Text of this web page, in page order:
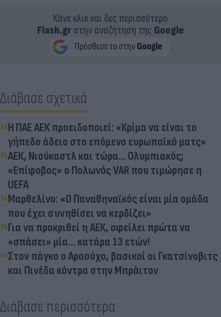
Κάνε κλικ και δες περισσότερο
Flash.grστην αναζήτηση της Google
Διάβασε σχετικά
Η ΠΑΕ ΑΕΚ προειδοποιεί: «Κρίμα να είναι το
γήπεδο άδειο στο επόμενο ευρωπαϊκό ματς»
ΑΕΚ, Νιούκαστλ και τώρα... Ολυμπιακός;
«Επίφοβος» ο Πολωνός VAR που τιμώρησε η
UEFA
Μαρθελίνο: «Ο Παναθηναϊκός είναι μία ομάδα
που έχει συνηθίσει να κερδίζει»
Για να προκριθεί η ΑΕΚ, οφείλει πρώτα να
«σπάσει» μία... κατάρα 13 ετών!
Στον πάγκο ο Αραούχο, βασικοί οι Γκατσίνοβιτς
και Πινέδα κόντρα στην Μπράιτον
Διάβασε περισσότερα